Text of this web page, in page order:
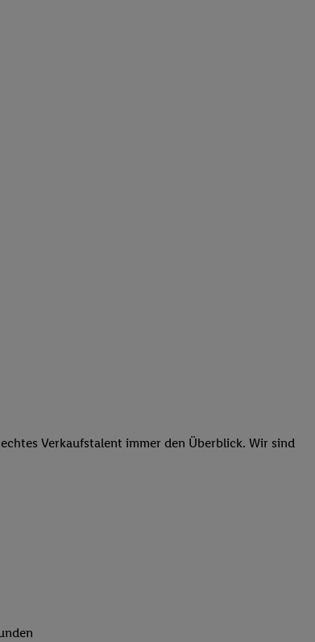
Verkaufstalent immer den Überblick. Wir sind